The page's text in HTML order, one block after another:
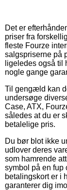
Det er
priser fra
fleste Fourze
salgspriserne på
ligeledes også til
nogle gange
Til gengæld kan
undersøge
Case, ATX,
således at du er
betalelige pris.
Du bør blot ikke
udlover deres
som hamrende
symbol på en
betalingskort er i
garanterer dig